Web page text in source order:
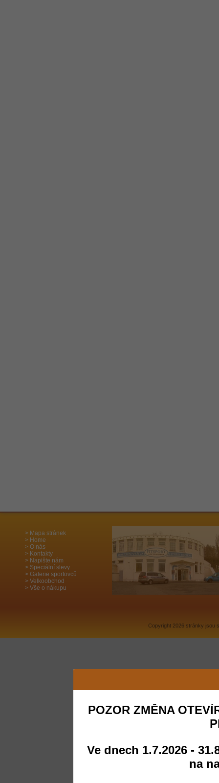
Mapa stránek
Home
O nás
Kontakty
Napište nám
Speciální slevy
Galerie sportovců
Velkoobchod
Vše o nákupu
POZOR ZMĚNA
Ve dnech 1.7.2026 -
na
Copyright 2026 stránky jsou